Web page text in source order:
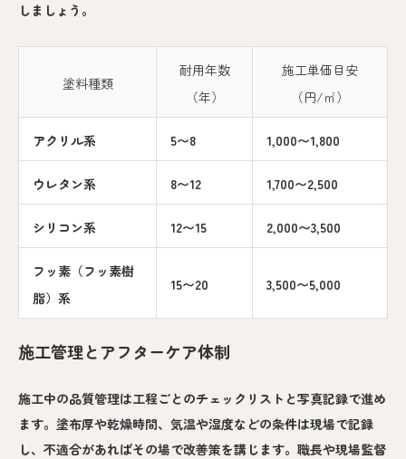
しましょう。
塗料種類
耐用年数
（年）
施工単価目安
（円/㎡）
アクリル系 5〜8 1,000〜1,800
ウレタン系 8〜12 1,700〜2,500
シリコン系 12〜15 2,000〜3,500
フッ素（フッ素樹
脂）系
15〜20 3,500〜5,000
施工管理とアフターケア体制
施工中の品質管理は工程ごとのチェックリストと写真記録で進め
ます。塗布厚や乾燥時間、気温や湿度などの条件は現場で記録
し、不適合があればその場で改善策を講じます。職長や現場監督